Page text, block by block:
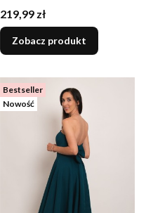
marszczeniem i różą
mokka
Cena
219,99 zł
Zobacz produkt
Bestseller
Nowość